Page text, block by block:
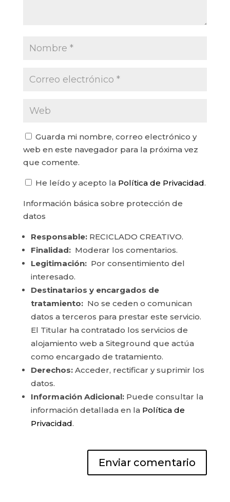
Guarda mi nombre, correo electrónico y
web en este navegador para la próxima vez
que comente.
He leído y acepto la Política de Privacidad.
Información básica sobre protección de
datos
Responsable:RECICLADO CREATIVO.
Finalidad:Moderar los comentarios.
Legitimación:Por consentimiento del
interesado.
Destinatarios y encargados de
tratamiento:No se ceden o comunican
datos a terceros para prestar este servicio.
El Titular ha contratado los servicios de
alojamiento web a Siteground que actúa
como encargado de tratamiento.
Derechos:Acceder, rectificar y suprimir los
datos.
Información Adicional:Puede consultar la
información detallada en la Política de
Privacidad.